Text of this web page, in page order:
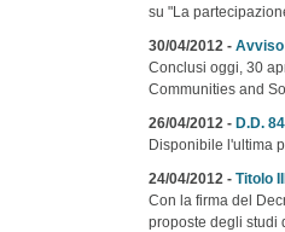
su "La
30/04/2012 - Avviso
Conclusi oggi, 30
Communities and
26/04/2012 - D.D.
Disponibile l'ultima
24/04/2012 - Titolo
Con la firma del
proposte degli studi